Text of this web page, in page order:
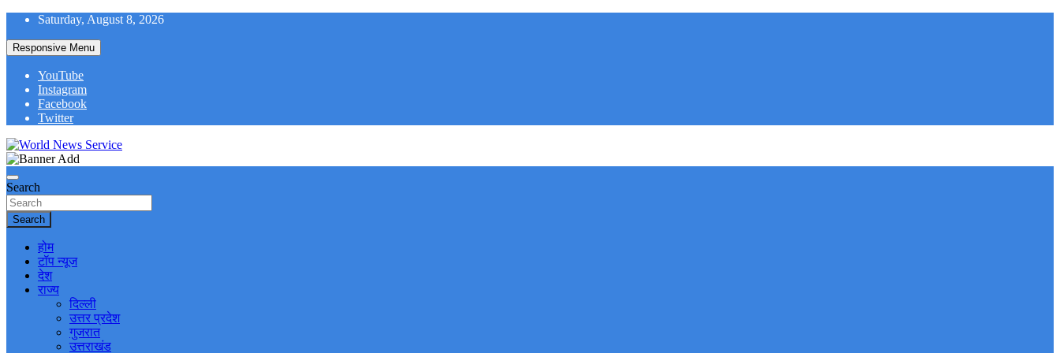
Skip
content
Saturday, August 8, 2026
Responsive Menu
YouTube
Instagram
Facebook
Twitter
World News Service
Search
Search
होम
टॉप न्यूज
देश
राज्य
दिल्ली
उत्तर प्रदेश
गुजरात
उत्तराखंड